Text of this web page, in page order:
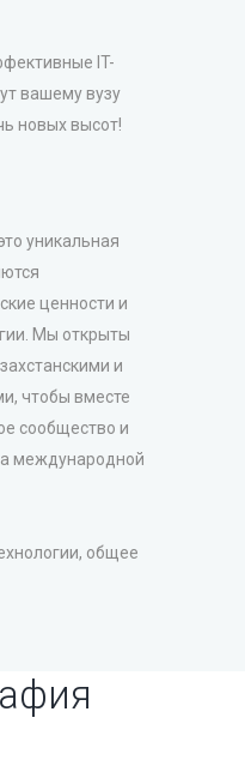
IT-
вашему вузу
новых высот!
уникальная
ценности и
Мы открыты
и
чтобы вместе
сообщество и
международной
общее